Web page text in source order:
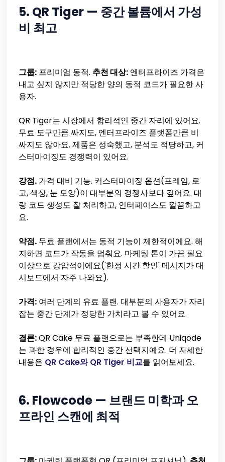
5. QR Tiger — 중간 볼륨에서 가성
비 최고
그룹: 프리미엄 동적. 추천 대상: 엔터프라이즈 가격은
내고 싶지 않지만 적당한 양의 동적 코드가 필요한 사
용자.
QR Tiger는 시장에서 합리적인 중간 자리에 있어요.
무료 도구만큼 싸지도, 엔터프라이즈 플랫폼만큼 비
싸지도 않아요. 제품은 성숙했고, 분석도 적당하고, 커
스터마이징도 경쟁력이 있어요.
강점. 가격 대비 기능. 커스터마이징 옵션(프레임, 로
고, 색상, 눈 모양)이 대부분의 경쟁사보다 깊어요. 대
량 코드 생성도 잘 처리하고, 인터페이스도 깔끔하고
요.
약점. 무료 플랜에서는 동적 기능이 제한적이에요. 해
지하면 코드가 작동을 멈춰요. 마케팅 톤이 가끔 필요
이상으로 강압적이에요('한정 시간 할인' 메시지가 대
시보드에서 자주 나와요).
가격: 여러 단계의 유료 플랜. 대부분의 사용자가 자리
잡는 중간 단계가 정당한 가치라고 볼 수 있어요.
결론:QR Cake 무료 플랜으로는 부족한데 Uniqode
는 과한 경우에 합리적인 중간 선택지예요. 더 자세한
내용은 QR Cake와 QR Tiger 비교를 읽어보세요.
6. Flowcode — 브랜드 미학과 오
프라인 스캔에 최적